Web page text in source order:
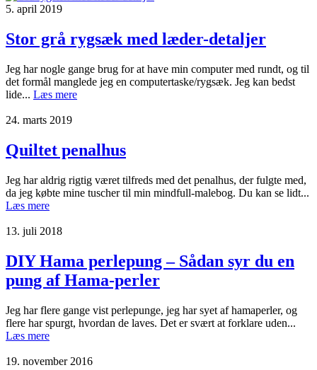
5. april 2019
Stor grå rygsæk med læder-detaljer
Jeg har nogle gange brug for at have min computer med rundt, og til
det formål manglede jeg en computertaske/rygsæk. Jeg kan bedst
lide... Læs mere
24. marts 2019
Quiltet penalhus
Jeg har aldrig rigtig været tilfreds med det penalhus, der fulgte med,
da jeg købte mine tuscher til min mindfull-malebog. Du kan se lidt...
Læs mere
13. juli 2018
DIY Hama perlepung – Sådan syr du en
pung af Hama-perler
Jeg har flere gange vist perlepunge, jeg har syet af hamaperler, og
flere har spurgt, hvordan de laves. Det er svært at forklare uden...
Læs mere
19. november 2016